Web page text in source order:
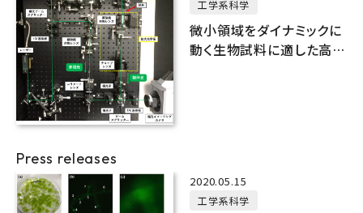
工学系科学
微小領域をダイナミックに
動く生物試料に適した高速
Press releases
2020.05.15
工学系科学